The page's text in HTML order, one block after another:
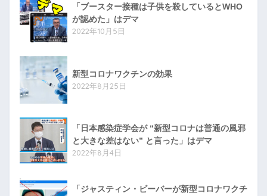
「ブースター接種は子供を殺しているとWHO
が認めた」はデマ
2022年10月5日
新型コロナワクチンの効果
2022年8月25日
「日本感染症学会が “新型コロナは普通の風邪
と大きな差はない” と言った」はデマ
2022年8月4日
「ジャスティン・ビーバーが新型コロナワクチ